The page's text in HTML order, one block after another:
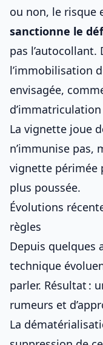
ou non, le risque
sanctionne le
pas l’autocollant.
l’immobilisation
envisagée,
La vignette joue
n’immunise pas,
vignette périmée
plus poussée.
Évolutions
règles
Depuis quelques
technique
parler. Résultat :
rumeurs et
La